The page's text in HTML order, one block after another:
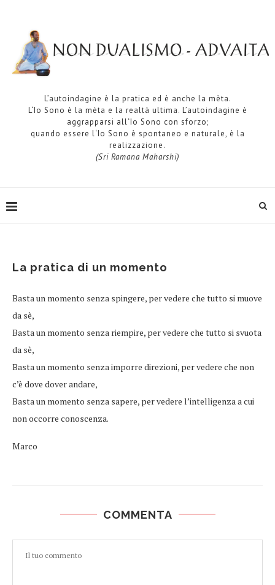
L’autoindagine è la pratica ed è anche la mèta.
L‘Io Sono è la mèta e la realtà ultima. L’autoindagine è
aggrapparsi all‘Io Sono con sforzo;
quando essere l‘Io Sono è spontaneo e naturale, è la
realizzazione.
(Sri Ramana Maharshi)
La pratica di un momento
Basta un momento senza spingere, per vedere che tutto si muove
da sè,
Basta un momento senza riempire, per vedere che tutto si svuota
da sè,
Basta un momento senza imporre direzioni, per vedere che non
c’è dove dover andare,
Basta un momento senza sapere, per vedere l’intelligenza a cui
non occorre conoscenza.
Marco
COMMENTA